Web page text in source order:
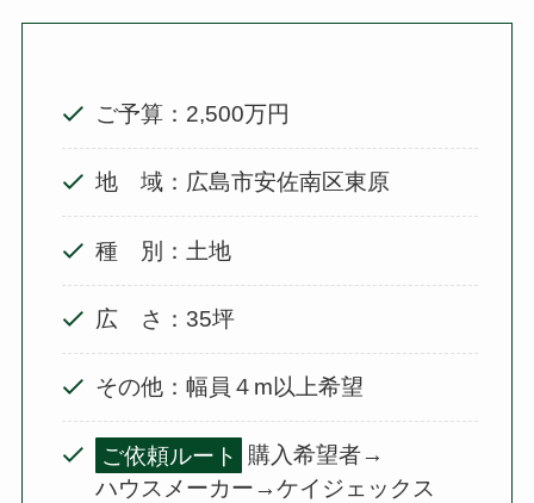
ご予算：2,500万円
地 域：広島市安佐南区東原
種 別：土地
広 さ：35坪
その他：幅員４m以上希望
ご依頼ルート
購入希望者→
ハウスメーカー→ケイジェックス